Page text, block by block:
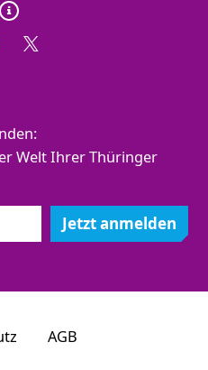
Welt Ihrer Thüringer
Jetzt anmelden
AGB